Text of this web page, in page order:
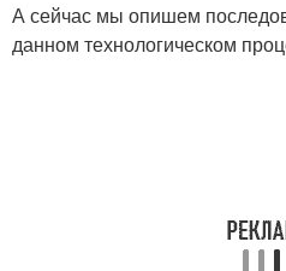
А сейчас мы опишем
данном технологическом